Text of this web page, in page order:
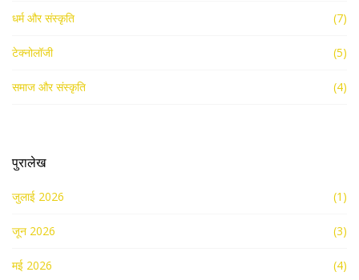
धर्म और संस्कृति (7)
टेक्नोलॉजी (5)
समाज और संस्कृति (4)
पुरालेख
जुलाई 2026 (1)
जून 2026 (3)
मई 2026 (4)